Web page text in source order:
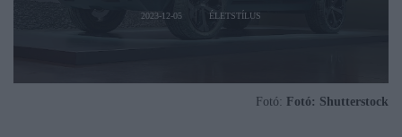
2023-12-05 ÉLETSTÍLUS
Fotó: Fotó: Shutterstock